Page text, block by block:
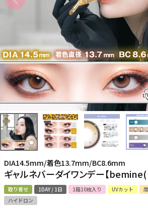
DIA14.5mm/着色13.7mm/BC8.6mm
ギャルネバーダイワンデー【bemine(
取り寄せ 1DAY / 1日 1箱10枚入り UVカット
ハイドロン